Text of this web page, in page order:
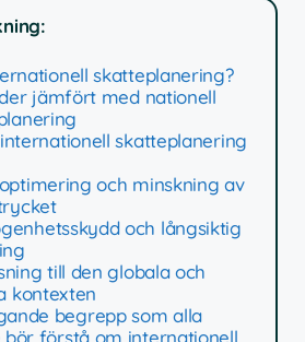
skatteplanering?
jämfört med nationell
skatteplanering
och minskning av
och långsiktig
till den globala och
kontexten
begrepp som alla